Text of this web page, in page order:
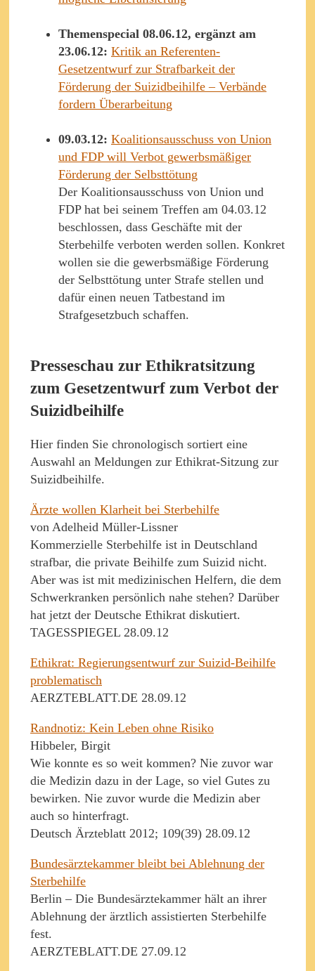
Themenspecial 08.06.12, ergänzt am
23.06.12: Kritik an Referenten-
Gesetzentwurf zur Strafbarkeit der
Förderung der Suizidbeihilfe – Verbände
fordern Überarbeitung
09.03.12: Koalitionsausschuss von Union
und FDP will Verbot gewerbsmäßiger
Förderung der Selbsttötung
Der Koalitionsausschuss von Union und
FDP hat bei seinem Treffen am 04.03.12
beschlossen, dass Geschäfte mit der
Sterbehilfe verboten werden sollen. Konkret
wollen sie die gewerbsmäßige Förderung
der Selbsttötung unter Strafe stellen und
dafür einen neuen Tatbestand im
Strafgesetzbuch schaffen.
Presseschau zur Ethikratsitzung
zum Gesetzentwurf zum Verbot der
Suizidbeihilfe
Hier finden Sie chronologisch sortiert eine
Auswahl an Meldungen zur Ethikrat-Sitzung zur
Suizidbeihilfe.
Ärzte wollen Klarheit bei Sterbehilfe
von Adelheid Müller-Lissner
Kommerzielle Sterbehilfe ist in Deutschland
strafbar, die private Beihilfe zum Suizid nicht.
Aber was ist mit medizinischen Helfern, die dem
Schwerkranken persönlich nahe stehen? Darüber
hat jetzt der Deutsche Ethikrat diskutiert.
TAGESSPIEGEL 28.09.12
Ethikrat: Regierungsentwurf zur Suizid-Beihilfe
problematisch
AERZTEBLATT.DE 28.09.12
Randnotiz: Kein Leben ohne Risiko
Hibbeler, Birgit
Wie konnte es so weit kommen? Nie zuvor war
die Medizin dazu in der Lage, so viel Gutes zu
bewirken. Nie zuvor wurde die Medizin aber
auch so hinterfragt.
Deutsch Ärzteblatt 2012; 109(39) 28.09.12
Bundesärztekammer bleibt bei Ablehnung der
Sterbehilfe
Berlin – Die Bundesärztekammer hält an ihrer
Ablehnung der ärztlich assistierten Sterbehilfe
fest.
AERZTEBLATT.DE 27.09.12